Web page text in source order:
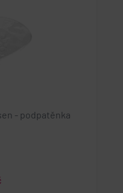
- podpatěnka